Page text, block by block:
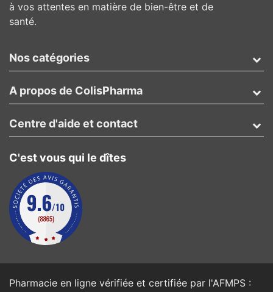
à vos attentes en matière de bien-être et de
santé.
Nos catégories
A propos de ColisPharma
C'est vous qui le dîtes
Centre d'aide et contact
Pharmacie en ligne vérifiée et certifiée par l'AFMPS :